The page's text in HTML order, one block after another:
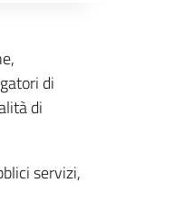
di
di
servizi,